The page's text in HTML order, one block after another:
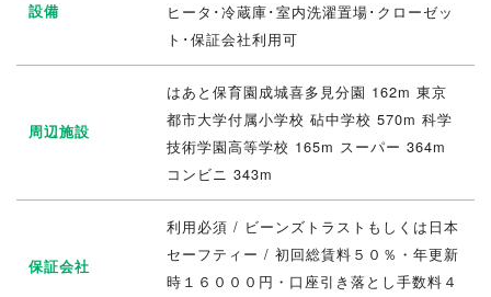
設備
ヒータ･冷蔵庫･室内洗濯置場･クローゼッ
ト･保証会社利用可
周辺施設
はあと保育園成城喜多見分園 162m 東京
都市大学付属小学校 砧中学校 570m 科学
技術学園高等学校 165m スーパー 364m
コンビニ 343m
保証会社
利用必須 / ビーンズトラストもしくは日本
セーフティー / 初回総賃料５０％・年更新
時１６０００円・口座引き落とし手数料４